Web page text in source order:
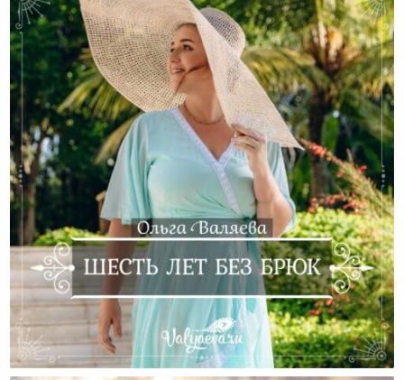
Шесть Лет Без Брюк